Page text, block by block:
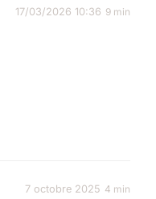
17/03/2026 10:36 9 min
7 octobre 2025 4 min